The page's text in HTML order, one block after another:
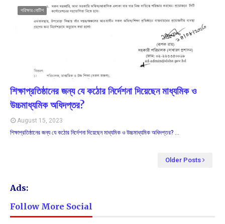
পরিক্ষার নোটিশ
শিক্ষাপ্রতিষ্ঠানের জন্য যে কঠোর নির্দেশনা দিয়েছেন মাধ্যমিক ও
উচ্চমাধ্যমিক অধিদপ্তর?
August 15, 2023
শিক্ষাপ্রতিষ্ঠানের জন্য যে কঠোর নির্দেশনা দিয়েছেন মাধ্যমিক ও উচ্চমাধ্যমিক অধিদপ্তর? …
Older Posts
Ads:
Follow More Social